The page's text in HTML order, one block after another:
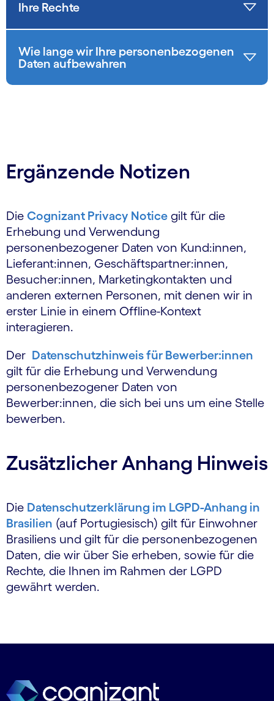
Ihre Rechte
Wie lange wir Ihre personenbezogenen
Daten aufbewahren
Ergänzende Notizen
Die Cognizant Privacy Notice gilt für die
Erhebung und Verwendung
personenbezogener Daten von Kund:innen,
Lieferant:innen, Geschäftspartner:innen,
Besucher:innen, Marketingkontakten und
anderen externen Personen, mit denen wir in
erster Linie in einem Offline-Kontext
interagieren.
Der Datenschutzhinweis für Bewerber:innen
gilt für die Erhebung und Verwendung
personenbezogener Daten von
Bewerber:innen, die sich bei uns um eine Stelle
bewerben.
Zusätzlicher Anhang Hinweis
Die Datenschutzerklärung im LGPD-Anhang in
Brasilien (auf Portugiesisch) gilt für Einwohner
Brasiliens und gilt für die personenbezogenen
Daten, die wir über Sie erheben, sowie für die
Rechte, die Ihnen im Rahmen der LGPD
gewährt werden.